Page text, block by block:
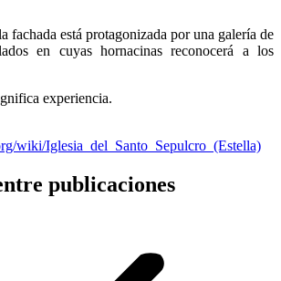
fachada está protagonizada por una galería de
en cuyas hornacinas reconocerá a los
experiencia.
wiki/Iglesia_del_Santo_Sepulcro_(Estella)
publicaciones